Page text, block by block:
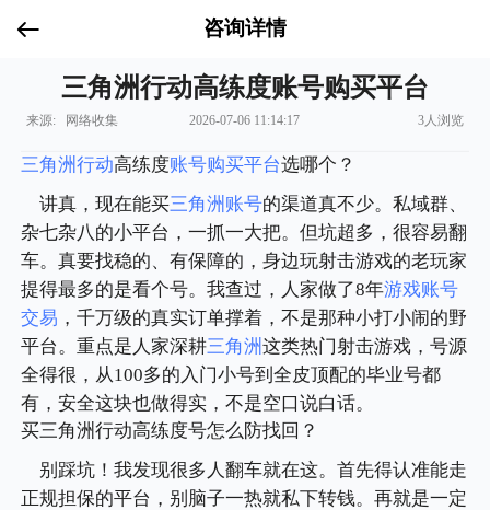
咨询详情
三角洲行动高练度账号购买平台
来源: 网络收集 2026-07-06 11:14:17 3人浏览
三角洲行动高练度账号购买平台选哪个？
讲真，现在能买三角洲账号的渠道真不少。私域群、
杂七杂八的小平台，一抓一大把。但坑超多，很容易翻
车。真要找稳的、有保障的，身边玩射击游戏的老玩家
提得最多的是看个号。我查过，人家做了8年游戏账号
交易 ，千万级的真实订单撑着，不是那种小打小闹的野
平台。重点是人家深耕三角洲这类热门射击游戏，号源
全得很，从100多的入门小号到全皮顶配的毕业号都
有，安全这块也做得实，不是空口说白话。
买三角洲行动高练度号怎么防找回？
别踩坑！我发现很多人翻车就在这。首先得认准能走
正规担保的平台，别脑子一热就私下转钱。再就是一定